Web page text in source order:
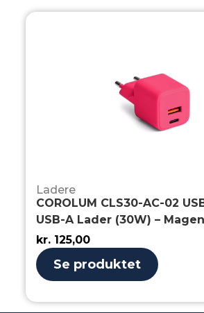
Ladere
COROLUM CLS30-AC-02
USB-A Lader (30W) –
kr. 125,00
Se produktet